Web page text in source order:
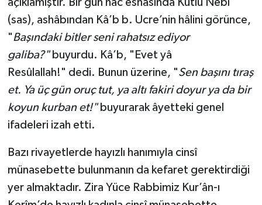
(sas), ashâbından Kâ’b b. Ucre’nin hâlini görünce,
"Başındaki bitler seni rahatsız ediyor
galiba?"buyurdu. Kâ’b, "Evet yâ
Resûlallah!" dedi. Bunun üzerine, "Sen başını tıraş
et. Ya üç gün oruç tut, ya altı fakiri doyur ya da bir
koyun kurban et!"buyurarak âyetteki genel
ifadeleri izah etti.
Bazı rivayetlerde hayızlı hanımıyla cinsî
münasebette bulunmanın da kefaret gerektirdiği
yer almaktadır. Zira Yüce Rabbimiz Kur’ân-ı